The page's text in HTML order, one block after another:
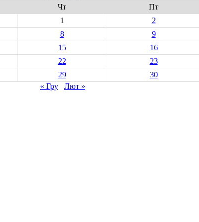
Чт Пт
1
2
8 9
15 16
22 23
29 30
« Гру
Лют »